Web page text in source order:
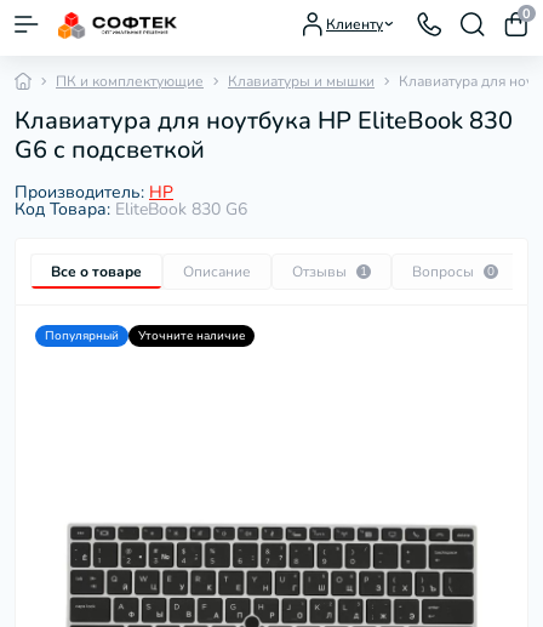
Клиенту
0
ПК и комплектующие Клавиатуры и мышки Клавиатура для
Клавиатура для ноутбука HP EliteBook 830
G6 с подсветкой
Производитель: HP
Код Товара: EliteBook 830 G6
Все о товаре Описание Отзывы 1 Вопросы 0
Популярный Уточните наличие